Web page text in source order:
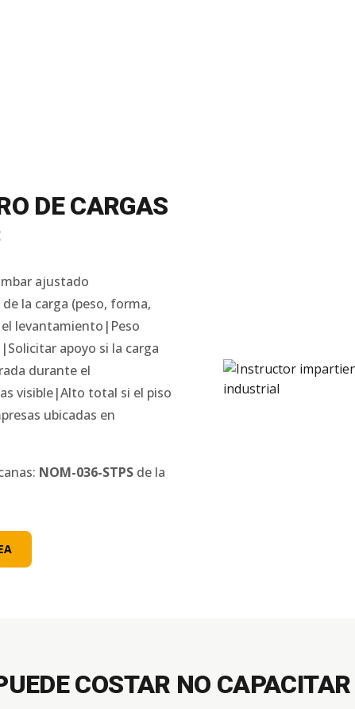
DE CARGAS
ajustado
la carga (peso, forma,
levantamiento|Peso
apoyo si la carga
durante el
visible|Alto total si el piso
ubicadas en
NOM-036-STPS de la
COSTAR NO